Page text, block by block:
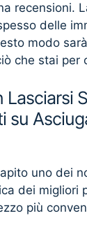
recensioni.
delle
modo
che stai per
su
uno dei
dei migliori
più